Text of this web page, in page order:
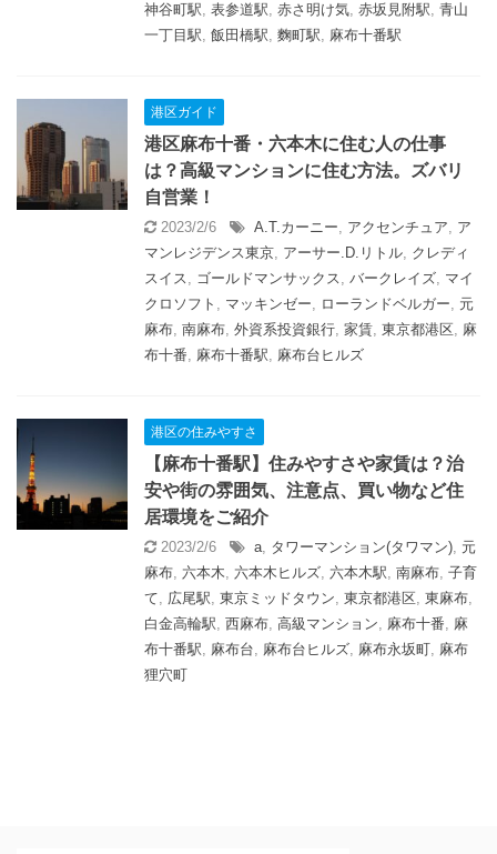
神谷町駅, 表参道駅, 赤さ明け気, 赤坂見附駅, 青山
一丁目駅, 飯田橋駅, 麴町駅, 麻布十番駅
港区ガイド
港区麻布十番・六本木に住む人の仕事
は？高級マンションに住む方法。ズバリ
自営業！
2023/2/6 A.T.カーニー, アクセンチュア, ア
マンレジデンス東京, アーサー.D.リトル, クレディ
スイス, ゴールドマンサックス, バークレイズ, マイ
クロソフト , マッキンゼー, ローランドベルガー, 元
麻布, 南麻布, 外資系投資銀行, 家賃, 東京都港区, 麻
布十番, 麻布十番駅, 麻布台ヒルズ
港区の住みやすさ
【麻布十番駅】住みやすさや家賃は？治
安や街の雰囲気、注意点、買い物など住
居環境をご紹介
2023/2/6 a, タワーマンション(タワマン), 元
麻布, 六本木, 六本木ヒルズ, 六本木駅, 南麻布, 子育
て, 広尾駅, 東京ミッドタウン, 東京都港区, 東麻布,
白金高輪駅, 西麻布, 高級マンション, 麻布十番, 麻
布十番駅, 麻布台, 麻布台ヒルズ, 麻布永坂町, 麻布
狸穴町